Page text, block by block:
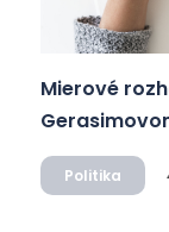
Mierové
Politika